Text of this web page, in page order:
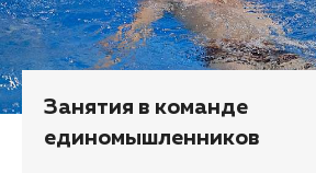
Занятия в команде
единомышленников